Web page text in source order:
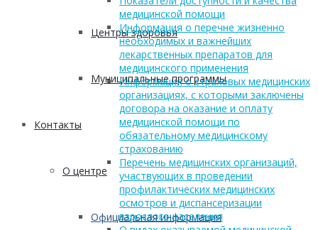
Центры здоровья
Муниципальные программы
Контакты
О центре
Официальная информация
медицинской помощи
Информация о перечне жизненно
необходимых и важнейших
лекарственных препаратов для
медицинского применения
Информация о страховых медицинских
организациях, с которыми заключены
договора на оказание и оплату
медицинской помощи по
обязательному медицинскому
страхованию
Перечень медицинских организаций,
участвующих в проведении
профилактических медицинских
осмотров и диспансеризации
взрослого населения